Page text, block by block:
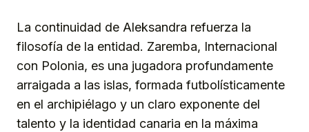
La continuidad de Aleksandra refuerza la
filosofía de la entidad. Zaremba, Internacional
con Polonia, es una jugadora profundamente
arraigada a las islas, formada futbolísticamente
en el archipiélago y un claro exponente del
talento y la identidad canaria en la máxima